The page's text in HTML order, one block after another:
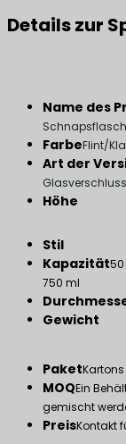
Details zur
Name des
FarbeFlint/
Art der
Höhe
Stil
Kapazität50
750 ml
Gewicht
Paket
MOQEin
gemischt
PreisKontakt